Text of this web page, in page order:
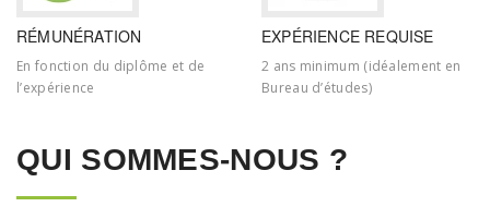
RÉMUNÉRATION
En fonction du diplôme et de
l’expérience
EXPÉRIENCE REQUISE
2 ans minimum (idéalement en
Bureau d’études)
QUI SOMMES-NOUS ?